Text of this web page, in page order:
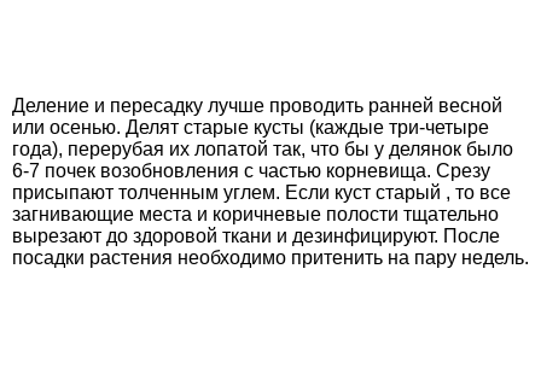
Деление и пересадку лучше проводить ранней весной
или осенью. Делят старые кусты (каждые три-четыре
года), перерубая их лопатой так, что бы у делянок было
6-7 почек возобновления с частью корневища. Срезу
присыпают толченным углем. Если куст старый , то все
загнивающие места и коричневые полости тщательно
вырезают до здоровой ткани и дезинфицируют. После
посадки растения необходимо притенить на пару недель.